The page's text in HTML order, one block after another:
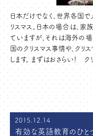
日本だけでなく、世界各国で
リスマス。日本の場合は、家
ていますが、それは海外の場
国のクリスマス事情や、クリ
します。 まずはおさらい！ ク
2015.12.14
有効な英語教育のひと